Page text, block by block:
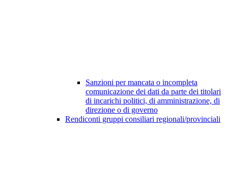
Sanzioni per mancata o incompleta
comunicazione dei dati da parte dei titolari
di incarichi politici, di amministrazione, di
direzione o di governo
Rendiconti gruppi consiliari regionali/provinciali